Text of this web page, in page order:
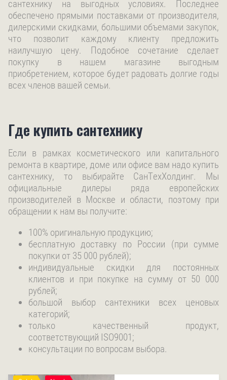
сантехнику на выгодных условиях. Последнее
обеспечено прямыми поставками от производителя,
дилерскими скидками, большими объемами закупок,
что позволит каждому клиенту предложить
наилучшую цену. Подобное сочетание сделает
покупку в нашем магазине выгодным
приобретением, которое будет радовать долгие годы
всех членов вашей семьи.
Где купить сантехнику
Если в рамках косметического или капитального
ремонта в квартире, доме или офисе вам надо купить
сантехнику, то выбирайте СанТехХолдинг. Мы
официальные дилеры ряда европейских
производителей в Москве и области, поэтому при
обращении к нам вы получите:
100% оригинальную продукцию;
бесплатную доставку по России (при сумме
покупки от 35 000 рублей);
индивидуальные скидки для постоянных
клиентов и при покупке на сумму от 50 000
рублей;
большой выбор сантехники всех ценовых
категорий;
только качественный продукт,
соответствующий ISO9001;
консультации по вопросам выбора.